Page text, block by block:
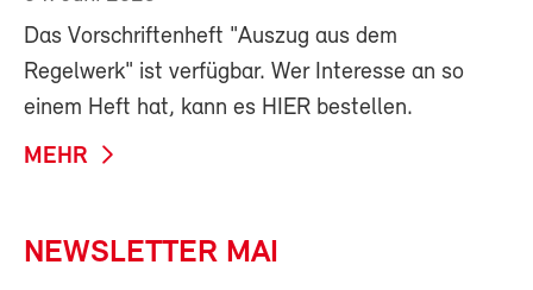
Das Vorschriftenheft "Auszug aus dem
Regelwerk" ist verfügbar. Wer Interesse an so
einem Heft hat, kann es HIER bestellen.
MEHR
NEWSLETTER MAI